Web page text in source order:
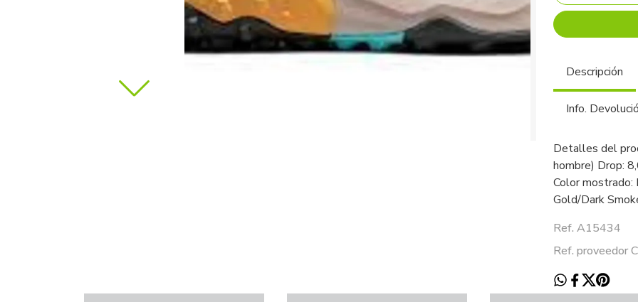
Descripción
Info.
Detalles del
hombre) Drop:
Color
Gold/Dark
Ref. A15434
Ref. proveedor